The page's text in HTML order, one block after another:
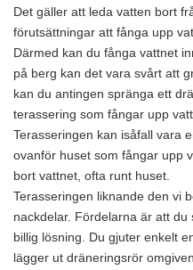
Det gäller att leda vatten bort
förutsättningar att fånga upp
Därmed kan du fånga vattnet
på berg kan det vara svårt att
kan du antingen spränga ett
terassering som fångar upp
Terasseringen kan isåfall vara
ovanför huset som fångar upp
bort vattnet, ofta runt huset.
Terasseringen liknande den vi
nackdelar. Fördelarna är att
billig lösning. Du gjuter enkelt
lägger ut dräneringsrör